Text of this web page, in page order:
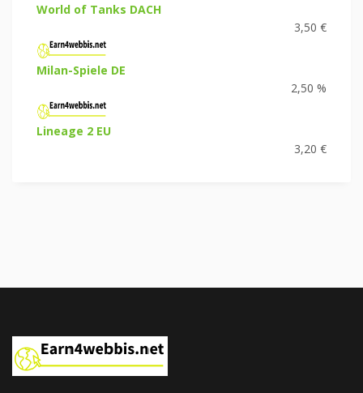
World of Tanks DACH
3,50 €
Milan-Spiele DE
2,50 %
Lineage 2 EU
3,20 €